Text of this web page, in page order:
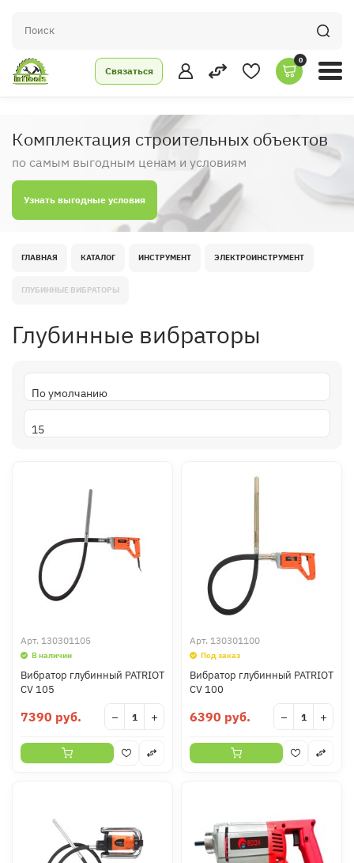
Связаться
0
Комплектация строительных объектов
по самым выгодным ценам и условиям
Узнать выгодные условия
ГЛАВНАЯ КАТАЛОГ ИНСТРУМЕНТ ЭЛЕКТРОИНСТРУМЕНТ
ГЛУБИННЫЕ ВИБРАТОРЫ
Глубинные вибраторы
Арт. 130301105
В наличии
Вибратор глубинный PATRIOT
CV 105
7390 руб. − +
Арт. 130301100
Под заказ
Вибратор глубинный PATRIOT
CV 100
6390 руб. − +